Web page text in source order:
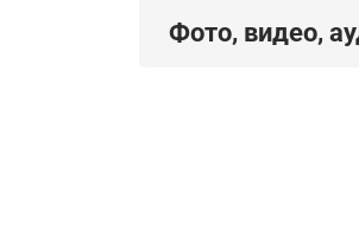
Фото, видео,